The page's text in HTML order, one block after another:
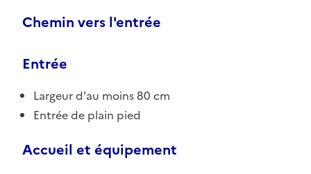
Chemin vers l'entrée
Entrée
Largeur d'au moins 80 cm
Entrée de plain pied
Accueil et équipement